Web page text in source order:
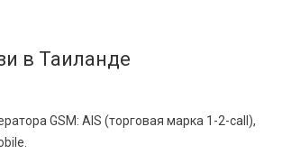
в Таиланде
GSM: AIS (торговая марка 1-2-call),